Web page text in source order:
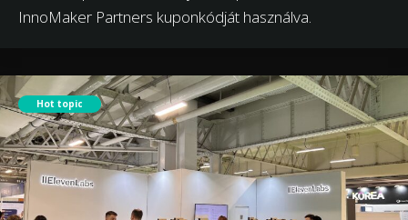
InnoMaker Partners kuponkódját használva.
Hot topic